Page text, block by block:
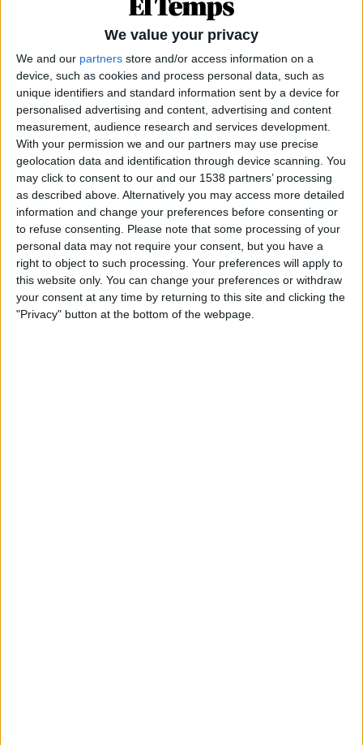
We value your privacy
We and our partners store and/or access information on a
device, such as cookies and process personal data, such as
unique identifiers and standard information sent by a device for
personalised advertising and content, advertising and content
measurement, audience research and services development.
With your permission we and our partners may use precise
geolocation data and identification through device scanning. You
may click to consent to our and our 1538 partners’ processing
as described above. Alternatively you may access more detailed
information and change your preferences before consenting or
to refuse consenting.
Please note that some processing of your
personal data may not require your consent, but you have a
right to object to such processing. Your preferences will apply to
this website only. You can change your preferences or withdraw
your consent at any time by returning to this site and clicking the
"Privacy" button at the bottom of the webpage.
Aquesta, però, és la clara conseqüència de l’estat
de somnolència en què viu l’esquerra a la capital
de la Catalunya Nord. Sense representació a
l’Ajuntament i amb els partits que la representen
barallats entre si, l’esquerra sospira ara per retenir
el govern regional d’Occitània –on la Catalunya
Nord va ser incorporada fa pocs anys a través d’una
reforma impulsada per Manuel Valls i on es va
diluir, una vegada més, la seua diferenciació
nacional–, en mans de la socialista Carole Delga.
Mentrestant, Aliot desenvolupa el seu projecte